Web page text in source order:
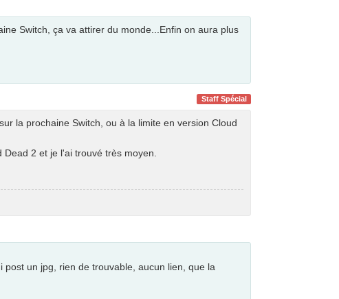
Switch, ça va attirer du monde...Enfin on aura plus
Staff Spécial
la prochaine Switch, ou à la limite en version Cloud
2 et je l'ai trouvé très moyen.
un jpg, rien de trouvable, aucun lien, que la